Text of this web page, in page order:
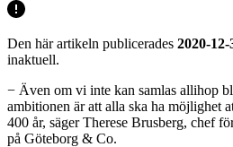
Den här artikeln publicerades 2020-12-
inaktuell.
− Även om vi inte kan samlas allihop
ambitionen är att alla ska ha möjlighet
400 år, säger Therese Brusberg, chef
på Göteborg & Co.